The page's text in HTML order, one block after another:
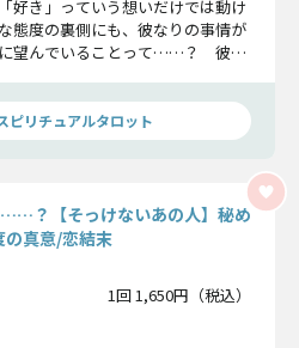
好き」っていう想いだけでは動け
態度の裏側にも、彼なりの事情が
に望んでいることって……？ 彼の
ピリチュアルタロット
？【そっけないあの人】秘め
の真意/恋結末
1回 1,650円（税込）